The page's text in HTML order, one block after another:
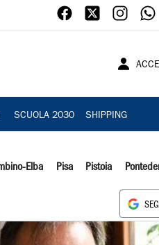
SCUOLA 2030 SHIPPING
Elba Pisa Pistoia